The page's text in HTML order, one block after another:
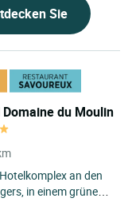
Sie
du Moulin
an den
in einem grünen